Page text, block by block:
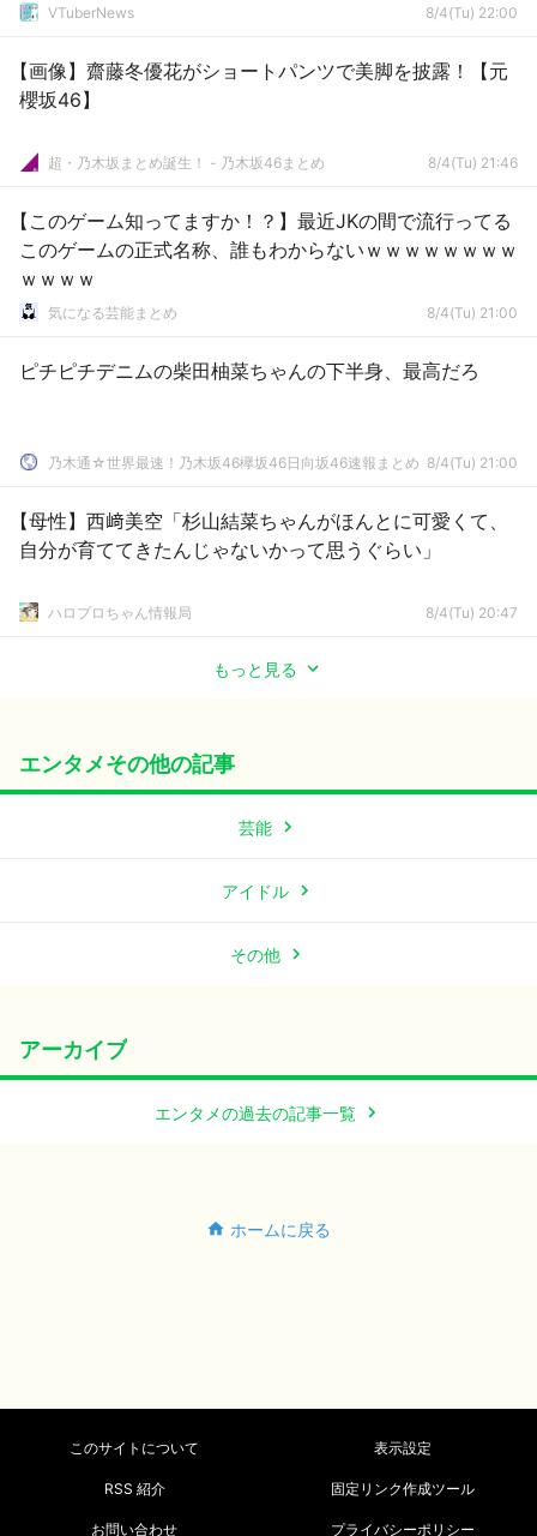
VTuberNews 8/4(Tu) 22:00
【画像】齋藤冬優花がショートパンツで美脚を披露！【元
櫻坂46】
超・乃木坂まとめ誕生！ - 乃木坂46まとめ 8/4(Tu) 21:46
【このゲーム知ってますか！？】最近JKの間で流行ってる
このゲームの正式名称、誰もわからないｗｗｗｗｗｗｗｗ
ｗｗｗｗ
気になる芸能まとめ 8/4(Tu) 21:00
ピチピチデニムの柴田柚菜ちゃんの下半身、最高だろ
乃木通☆世界最速！乃木坂46欅坂46日向坂46速報まとめ 8/4(Tu) 21:00
【母性】西﨑美空「杉山結菜ちゃんがほんとに可愛くて、
自分が育ててきたんじゃないかって思うぐらい」
ハロプロちゃん情報局 8/4(Tu) 20:47
もっと見る
エンタメその他の記事
芸能
アイドル
その他
アーカイブ
エンタメの過去の記事一覧
ホームに戻る
このサイトについて 表示設定
RSS 紹介 固定リンク作成ツール
お問い合わせ プライバシーポリシー